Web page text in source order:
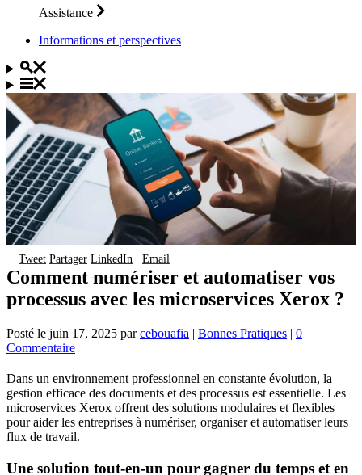
Assistance
Informations et perspectives
Tweet Partager LinkedIn Email
Comment numériser et automatiser vos
processus avec les microservices Xerox ?
Posté le juin 17, 2025 parcebouafia | Bonnes Pratiques | 0
Commentaire
Dans un environnement professionnel en constante évolution, la
gestion efficace des documents et des processus est essentielle. Les
microservices Xerox offrent des solutions modulaires et flexibles
pour aider les entreprises à numériser, organiser et automatiser leurs
flux de travail.
Une solution tout-en-un pour gagner du temps et en